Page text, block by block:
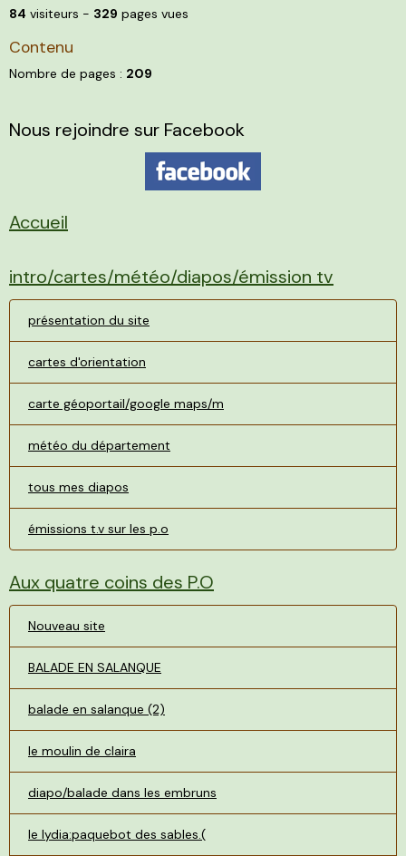
84 visiteurs - 329 pages vues
Contenu
Nombre de pages : 209
Nous rejoindre sur Facebook
Accueil
intro/cartes/météo/diapos/émission tv
présentation du site
cartes d'orientation
carte géoportail/google maps/m
météo du département
tous mes diapos
émissions t.v sur les p.o
Aux quatre coins des P.O
Nouveau site
BALADE EN SALANQUE
balade en salanque (2)
le moulin de claira
diapo/balade dans les embruns
le lydia:paquebot des sables.(